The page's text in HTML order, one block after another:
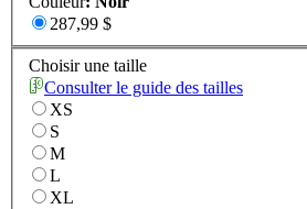
287,99 $
Choisir une taille
Consulter le guide des tailles
XS
S
M
L
XL